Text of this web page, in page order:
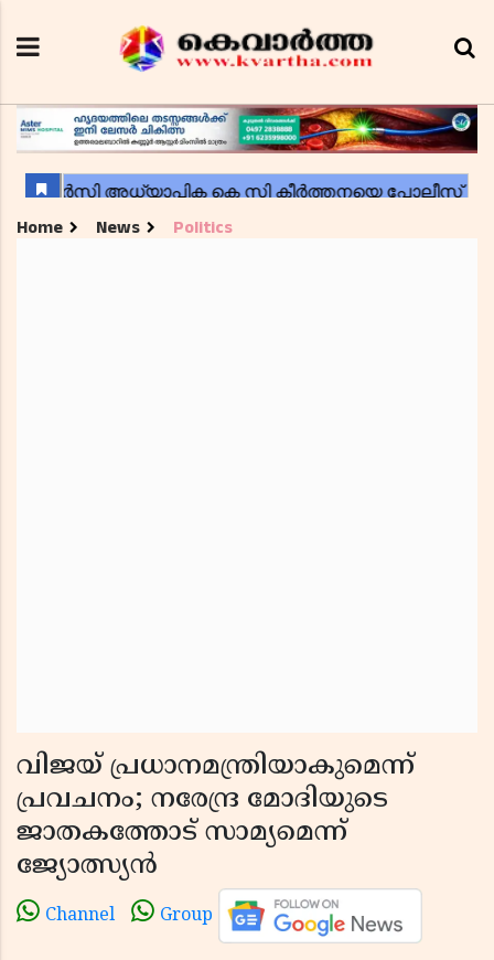
Home News Politics
വിജയ് പ്രധാനമന്ത്രിയാകുമെന്ന്
പ്രവചനം; നരേന്ദ്ര മോദിയുടെ
ജാതകത്തോട് സാമ്യമെന്ന്
ജ്യോത്സ്യൻ
Channel Group